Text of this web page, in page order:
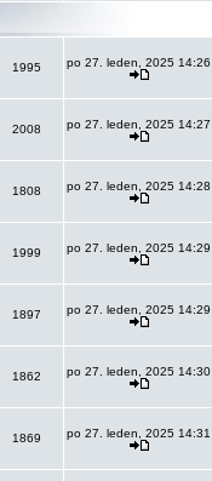
1995 po 27. leden, 2025 14:26
2008 po 27. leden, 2025 14:27
1808 po 27. leden, 2025 14:28
1999 po 27. leden, 2025 14:29
1897 po 27. leden, 2025 14:29
1862 po 27. leden, 2025 14:30
1869 po 27. leden, 2025 14:31